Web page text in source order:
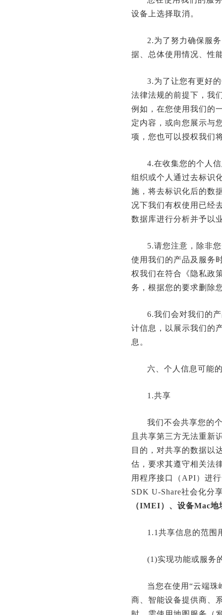
设备上选择取消。
2.为了努力确保服
据、总体使用情况、性
3.为了让您有更好
法律法规的前提下，我
例如，在您使用我们的
定内容，或向您展示与
项，您也可以授权我们
4.在收集您的个人
组织或个人通过去标识
施，将去标识化后的数
况下我们有权使用已经
数据库进行分析并予以
5.请您注意，除非
使用我们的产品及服务
权我们在符合《隐私政
务，根据您的要求删除
6.我们会对我们的
计信息，以展示我们的
息。
六、个人信息可能
1.共享
我们不会共享您的
且共享第三方无法重新
目的，对共享的数据以
估，要求其遵守相关法
用程序接口（API）进
SDK U-Share社会化分
（IMEI）、设备Mac
1.1共享信息的范围
(1)实现功能或服务
当您在使用“云端
商、智能设备提供商、